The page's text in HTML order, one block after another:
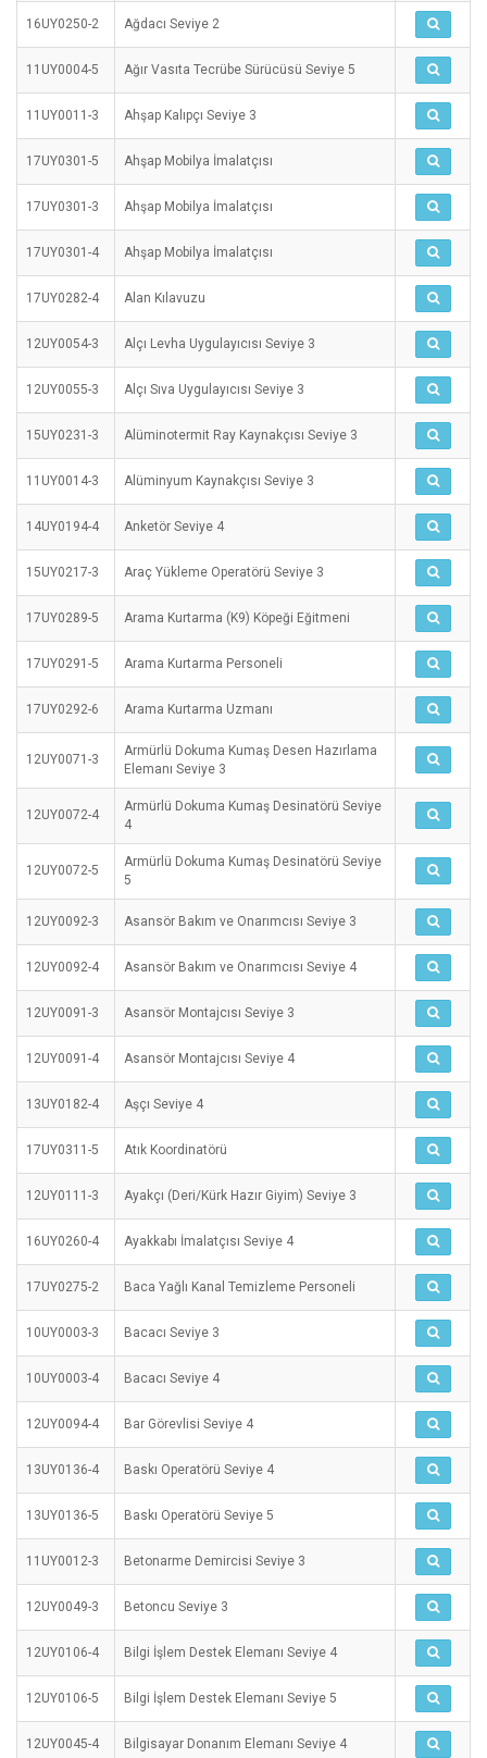
16UY0250-2 Ağdacı Seviye 2
11UY0004-5 Ağır Vasıta Tecrübe Sürücüsü Seviye 5
11UY0011-3 Ahşap Kalıpçı Seviye 3
17UY0301-5 Ahşap Mobilya İmalatçısı
17UY0301-3 Ahşap Mobilya İmalatçısı
17UY0301-4 Ahşap Mobilya İmalatçısı
17UY0282-4 Alan Kılavuzu
12UY0054-3 Alçı Levha Uygulayıcısı Seviye 3
12UY0055-3 Alçı Sıva Uygulayıcısı Seviye 3
15UY0231-3 Alüminotermit Ray Kaynakçısı Seviye 3
11UY0014-3 Alüminyum Kaynakçısı Seviye 3
14UY0194-4 Anketör Seviye 4
15UY0217-3 Araç Yükleme Operatörü Seviye 3
17UY0289-5 Arama Kurtarma (K9) Köpeği Eğitmeni
17UY0291-5 Arama Kurtarma Personeli
17UY0292-6 Arama Kurtarma Uzmanı
12UY0071-3
Armürlü Dokuma Kumaş Desen Hazırlama
Elemanı Seviye 3
12UY0072-4
Armürlü Dokuma Kumaş Desinatörü Seviye
4
12UY0072-5
Armürlü Dokuma Kumaş Desinatörü Seviye
5
12UY0092-3 Asansör Bakım ve Onarımcısı Seviye 3
12UY0092-4 Asansör Bakım ve Onarımcısı Seviye 4
12UY0091-3 Asansör Montajcısı Seviye 3
12UY0091-4 Asansör Montajcısı Seviye 4
13UY0182-4 Aşçı Seviye 4
17UY0311-5 Atık Koordinatörü
12UY0111-3 Ayakçı (Deri/Kürk Hazır Giyim) Seviye 3
16UY0260-4 Ayakkabı İmalatçısı Seviye 4
17UY0275-2 Baca Yağlı Kanal Temizleme Personeli
10UY0003-3 Bacacı Seviye 3
10UY0003-4 Bacacı Seviye 4
12UY0094-4 Bar Görevlisi Seviye 4
13UY0136-4 Baskı Operatörü Seviye 4
13UY0136-5 Baskı Operatörü Seviye 5
11UY0012-3 Betonarme Demircisi Seviye 3
12UY0049-3 Betoncu Seviye 3
12UY0106-4 Bilgi İşlem Destek Elemanı Seviye 4
12UY0106-5 Bilgi İşlem Destek Elemanı Seviye 5
12UY0045-4 Bilgisayar Donanım Elemanı Seviye 4